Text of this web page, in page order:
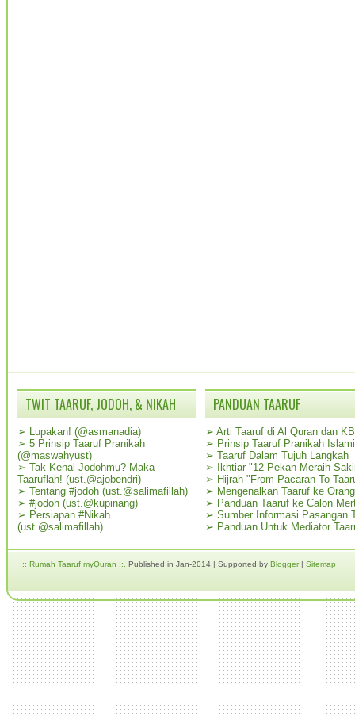
TWIT TAARUF, JODOH, & NIKAH
➢ Lupakan! (@asmanadia)
➢ 5 Prinsip Taaruf Pranikah
(@maswahyust)
➢ Tak Kenal Jodohmu? Maka
Taaruflah! (ust.@ajobendri)
➢ Tentang #jodoh (ust.@salimafillah)
➢ #jodoh (ust.@kupinang)
➢ Persiapan #Nikah
(ust.@salimafillah)
PANDUAN TAARUF
➢ Arti Taaruf di Al Quran dan
➢ Prinsip Taaruf Pranikah Islami
➢ Taaruf Dalam Tujuh Langkah
➢
Ikhtiar "12 Pekan Meraih
➢ Hijrah "From Pacaran To
➢ Mengenalkan Taaruf ke
➢ Panduan Taaruf ke Calon
➢ Sumber Informasi Pasangan
➢ Panduan Untuk Mediator
.:: Rumah Taaruf myQuran ::. Published in Jan-2014 | Supported by Blogger| Sitemap